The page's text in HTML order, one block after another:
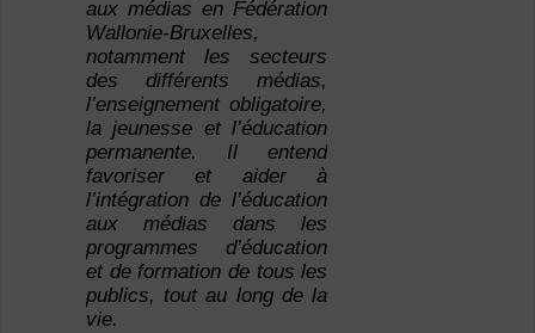
aux médias en Fédération
Wallonie-Bruxelles,
notamment les secteurs
des différents médias,
l’enseignement obligatoire,
la jeunesse et l’éducation
permanente. Il entend
favoriser et aider à
l’intégration de l’éducation
aux médias dans les
programmes d’éducation
et de formation de tous les
publics, tout au long de la
vie.